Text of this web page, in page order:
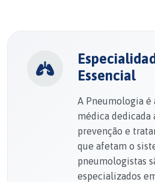
Essencial
A Pneumologia é
médica dedicada
prevenção e
que afetam o
pneumologistas
especializados